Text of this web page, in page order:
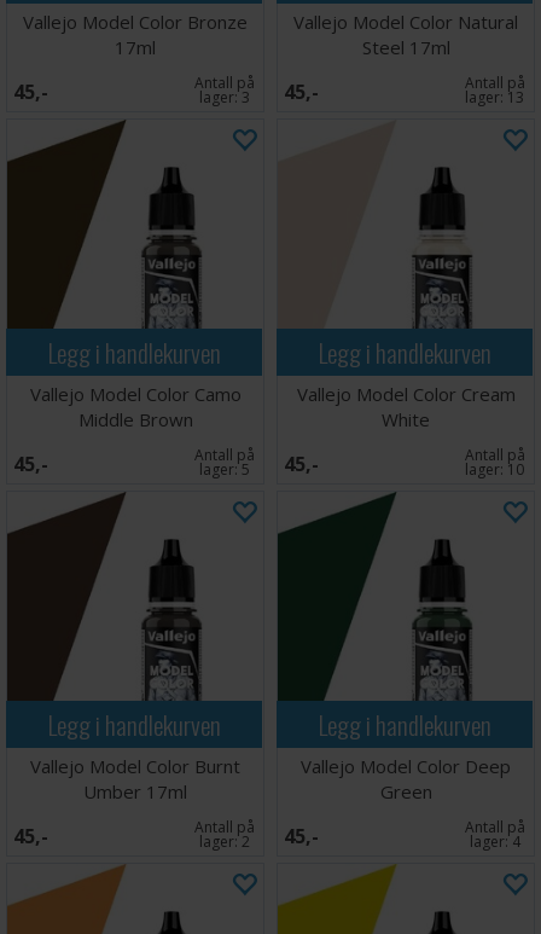
Vallejo Model Color Bronze
17ml
45,- Antall på
lager:3
Vallejo Model Color Natural
Steel 17ml
45,- Antall på
lager: 13
Legg i handlekurven
Vallejo Model Color Camo
Middle Brown
45,- Antall på
lager:5
Legg i handlekurven
Vallejo Model Color Cream
White
45,- Antall på
lager: 10
Legg i handlekurven
Vallejo Model Color Burnt
Umber 17ml
45,- Antall på
lager:2
Legg i handlekurven
Vallejo Model Color Deep
Green
45,- Antall på
lager:4